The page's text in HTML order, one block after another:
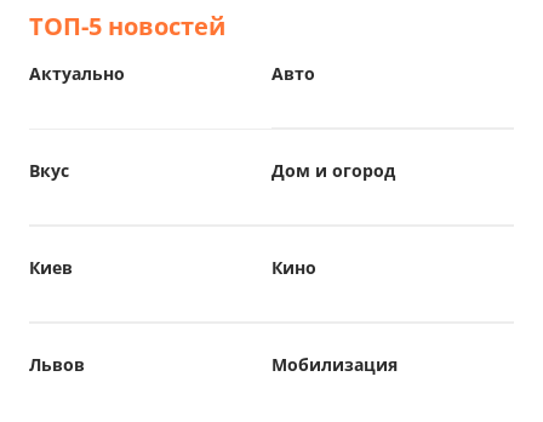
ТОП-5 новостей
Авто
Актуально
Вкус Дом и огород
Киев Кино
Львов Мобилизация